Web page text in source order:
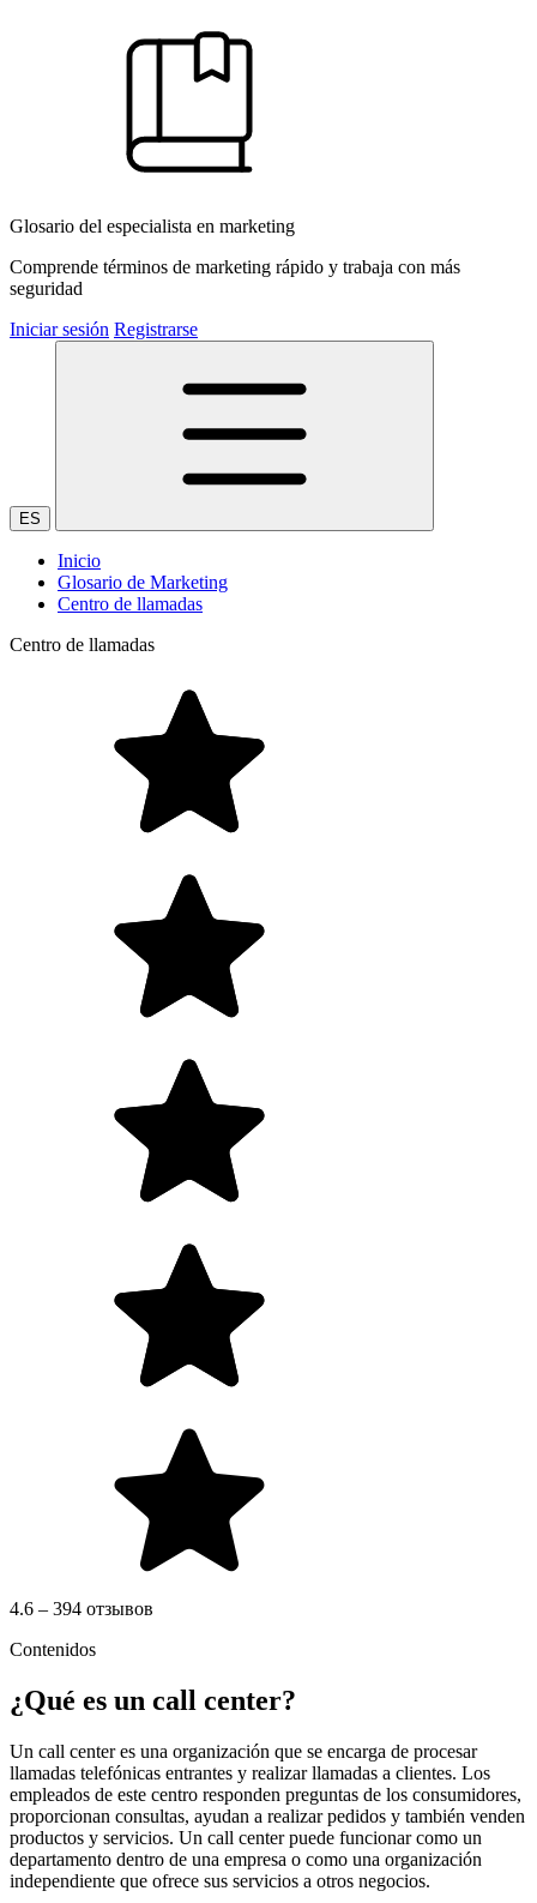
Glosario del especialista en marketing
Comprende términos de marketing rápido y trabaja con más
seguridad
Iniciar sesión Registrarse
ES
Inicio
Glosario de Marketing
Centro de llamadas
Centro de llamadas
4.6 – 394 отзывов
Contenidos
¿Qué es un call center?
Un call center es una organización que se encarga de procesar
llamadas telefónicas entrantes y realizar llamadas a clientes. Los
empleados de este centro responden preguntas de los consumidores,
proporcionan consultas, ayudan a realizar pedidos y también venden
productos y servicios. Un call center puede funcionar como un
departamento dentro de una empresa o como una organización
independiente que ofrece sus servicios a otros negocios.